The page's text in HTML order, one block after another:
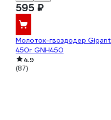
595 ₽
Молоток-гвоздодер Gigant
450г GNH450
4.9
(87)